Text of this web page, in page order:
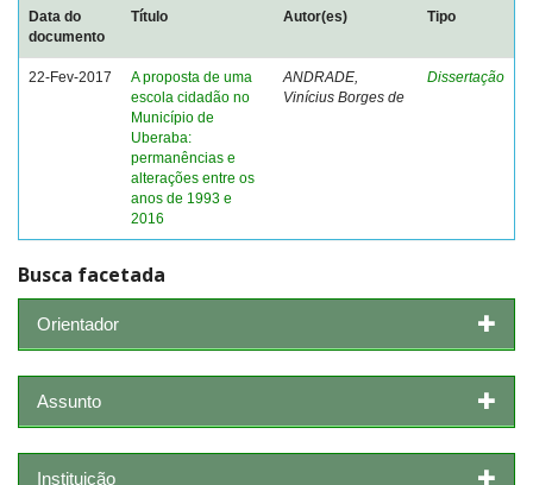
Data do
documento
Título Autor(es) Tipo
22-Fev-2017
A proposta de uma
escola cidadão no
Município de
Uberaba:
permanências e
alterações entre os
anos de 1993 e
2016
ANDRADE,
Vinícius Borges de
Dissertação
Busca facetada
Orientador
Assunto
Instituição